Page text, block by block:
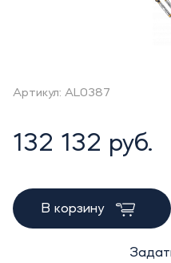
Артикул: AL0387
132 132 руб.
В корзину